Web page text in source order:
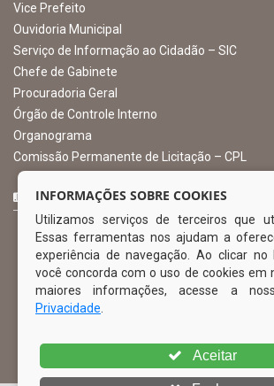
Vice Prefeito
Ouvidoria Municipal
Serviço de Informação ao Cidadão – SIC
Chefe de Gabinete
Procuradoria Geral
Órgão de Controle Interno
Organograma
Comissão Permanente de Licitação – CPL
CURTA NOSSA FAN PAGE
INFORMAÇÕES SOBRE COOKIES
Utilizamos serviços de terceiros que
Essas ferramentas nos ajudam a
experiência de navegação. Ao clicar no
você concorda com o uso de cookies em
maiores informações, acesse a
Privacidade
Aceitar